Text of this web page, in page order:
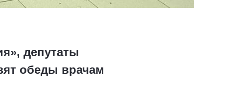
депутаты
обеды врачам